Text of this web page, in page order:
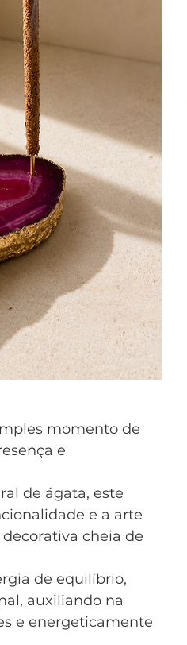
momento de
e
de ágata, este
e a arte
cheia de
de equilíbrio,
auxiliando na
e energeticamente